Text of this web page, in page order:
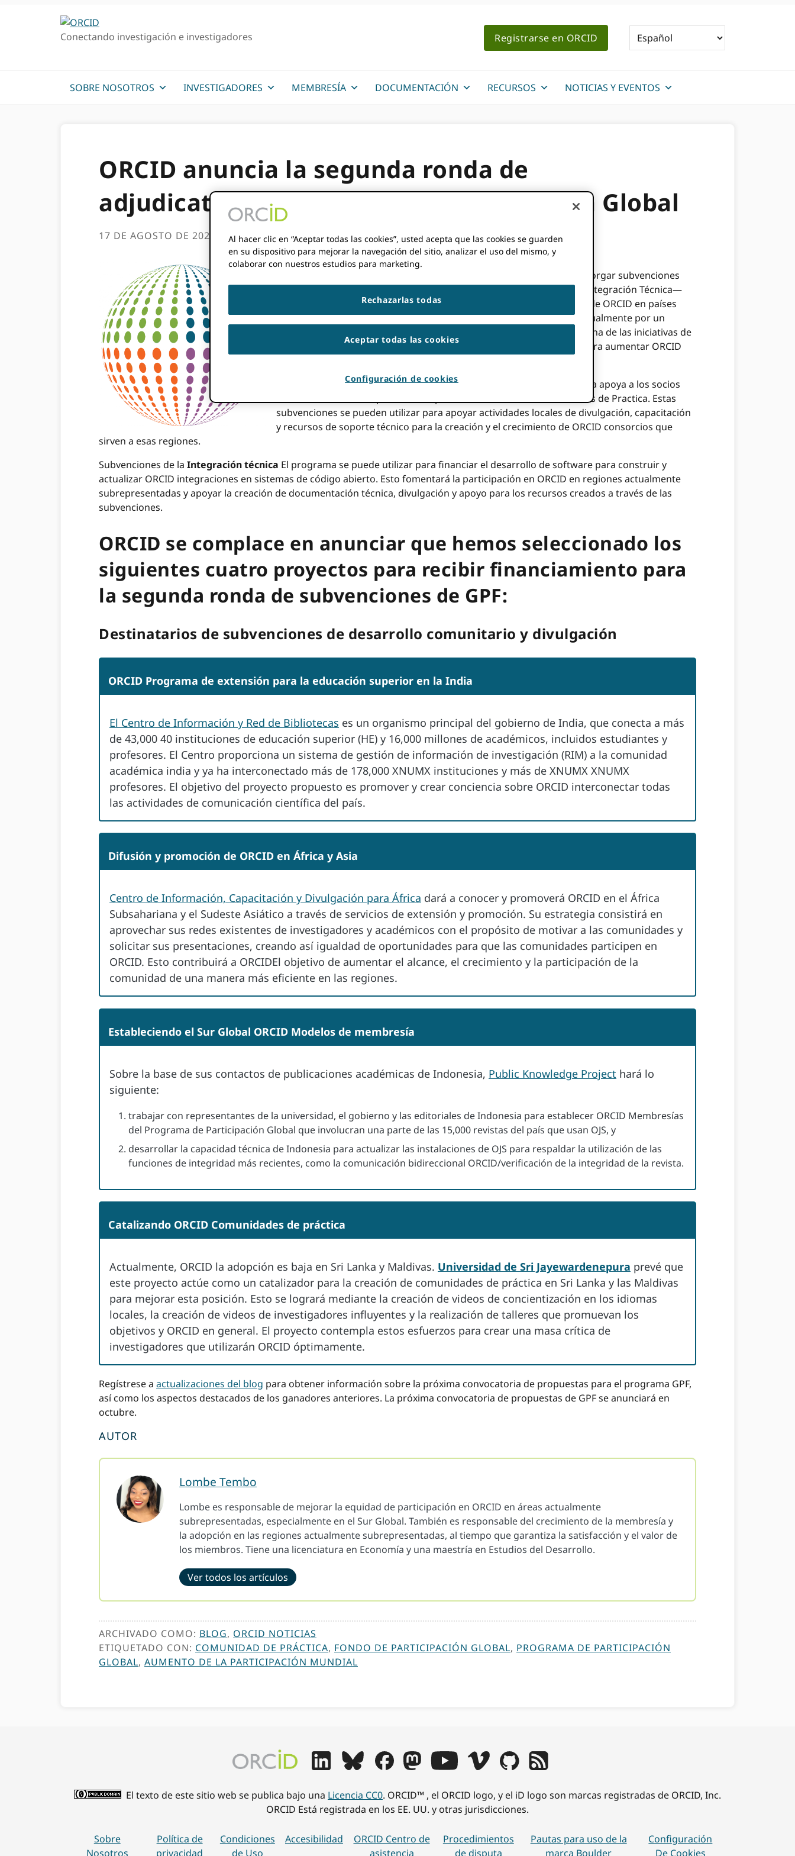
Conectando investigación e investigadores Registrarse en ORCID
SOBRE NOSOTROS INVESTIGADORES MEMBRESÍA DOCUMENTACIÓN RECURSOS NOTICIAS Y EVENTOS
ORCID anuncia la segunda ronda de
adjudicatarios del Fondo de Participación Global
17 DE AGOSTO DE 2023 BYLOMBE TEMBO
(GPF) para otorgar subvenciones
bajo dos programas diferentes—Desarrollo Comunitario y Alcance e Integración Técnica—
como un medio para mejorar la comprensión y fomentar la adopción de ORCID en países
subrepresentados del Sur Global. Estas subvenciones se otorgan bianualmente por un
monto de US$5,000–20,000, con una duración de 12 meses. El GPF es una de las iniciativas de
Programa de Participación Global
(GPP), que está diseñado para aumentar ORCID
Subvenciones de laDesarrollo comunitario y divulgación
El programa apoya a los socios
locales en áreas subrepresentadas para construir ORCID Comunidades de Practica. Estas
subvenciones se pueden utilizar para apoyar actividades locales de divulgación, capacitación
y recursos de soporte técnico para la creación y el crecimiento de ORCID consorcios que
sirven a esas regiones.
Subvenciones de la Integración técnica El programa se puede utilizar para financiar el desarrollo de software para construir y
actualizar ORCID integraciones en sistemas de código abierto. Esto fomentará la participación en ORCID en regiones actualmente
subrepresentadas y apoyar la creación de documentación técnica, divulgación y apoyo para los recursos creados a través de las
subvenciones.
ORCID se complace en anunciar que hemos seleccionado los
siguientes cuatro proyectos para recibir financiamiento para
la segunda ronda de subvenciones de GPF:
Destinatarios de subvenciones de desarrollo comunitario y divulgación
ORCID Programa de extensión para la educación superior en la India
El Centro de Información y Red de Bibliotecas es un organismo principal del gobierno de India, que conecta a más
de 43,000 40 instituciones de educación superior (HE) y 16,000 millones de académicos, incluidos estudiantes y
profesores. El Centro proporciona un sistema de gestión de información de investigación (RIM) a la comunidad
académica india y ya ha interconectado más de 178,000 XNUMX instituciones y más de XNUMX XNUMX
profesores. El objetivo del proyecto propuesto es promover y crear conciencia sobre ORCID interconectar todas
las actividades de comunicación científica del país.
Difusión y promoción de ORCID en África y Asia
Centro de Información, Capacitación y Divulgación para África dará a conocer y promoverá ORCID en el África
Subsahariana y el Sudeste Asiático a través de servicios de extensión y promoción. Su estrategia consistirá en
aprovechar sus redes existentes de investigadores y académicos con el propósito de motivar a las comunidades y
solicitar sus presentaciones, creando así igualdad de oportunidades para que las comunidades participen en
ORCID. Esto contribuirá a ORCIDEl objetivo de aumentar el alcance, el crecimiento y la participación de la
comunidad de una manera más eficiente en las regiones.
Estableciendo el Sur Global ORCID Modelos de membresía
Sobre la base de sus contactos de publicaciones académicas de Indonesia, Public Knowledge Project hará lo
siguiente:
trabajar con representantes de la universidad, el gobierno y las editoriales de Indonesia para establecer ORCID Membresías
del Programa de Participación Global que involucran una parte de las 15,000 revistas del país que usan OJS, y
desarrollar la capacidad técnica de Indonesia para actualizar las instalaciones de OJS para respaldar la utilización de las
funciones de integridad más recientes, como la comunicación bidireccional ORCID/verificación de la integridad de la revista.
Catalizando ORCID Comunidades de práctica
Actualmente, ORCID la adopción es baja en Sri Lanka y Maldivas. Universidad de Sri Jayewardenepura prevé que
este proyecto actúe como un catalizador para la creación de comunidades de práctica en Sri Lanka y las Maldivas
para mejorar esta posición. Esto se logrará mediante la creación de videos de concientización en los idiomas
locales, la creación de videos de investigadores influyentes y la realización de talleres que promuevan los
objetivos y ORCID en general. El proyecto contempla estos esfuerzos para crear una masa crítica de
investigadores que utilizarán ORCID óptimamente.
Regístrese a actualizaciones del blog para obtener información sobre la próxima convocatoria de propuestas para el programa GPF,
así como los aspectos destacados de los ganadores anteriores. La próxima convocatoria de propuestas de GPF se anunciará en
octubre.
AUTOR
Lombe Tembo
Lombe es responsable de mejorar la equidad de participación en ORCID en áreas actualmente
subrepresentadas, especialmente en el Sur Global. También es responsable del crecimiento de la membresía y
la adopción en las regiones actualmente subrepresentadas, al tiempo que garantiza la satisfacción y el valor de
los miembros. Tiene una licenciatura en Economía y una maestría en Estudios del Desarrollo.
Ver todos los artículos
ARCHIVADO COMO: BLOG, ORCID NOTICIAS
ETIQUETADO CON: COMUNIDAD DE PRÁCTICA, FONDO DE PARTICIPACIÓN GLOBAL, PROGRAMA DE PARTICIPACIÓN
GLOBAL, AUMENTO DE LA PARTICIPACIÓN MUNDIAL
El texto de este sitio web se publica bajo una Licencia CC0. ORCID™ , el ORCID logo, y el iD logo son marcas registradas de ORCID, Inc.
ORCID Está registrada en los EE. UU. y otras jurisdicciones.
Sobre
Nosotros
Política de
privacidad
Condiciones
de Uso
Accesibilidad
ORCID Centro de
asistencia
Procedimientos
de disputa
Pautas para uso de la
marca Boulder
Configuración
De Cookies
Al hacer clic en “Aceptar todas las cookies”, usted acepta que las cookies se guarden
en su dispositivo para mejorar la navegación del sitio, analizar el uso del mismo, y
colaborar con nuestros estudios para marketing.
Rechazarlas todas
Aceptar todas las cookies
Configuración de cookies